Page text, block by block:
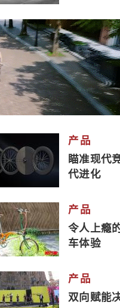
产品
瞄准现代
代进化
产品
令人上瘾
车体验
产品
双向赋能